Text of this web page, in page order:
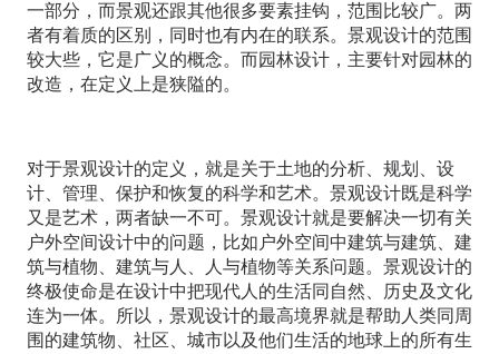
一部分，而景观还跟其他很多要素挂钩，范围比较广。两
者有着质的区别，同时也有内在的联系。景观设计的范围
较大些，它是广义的概念。而园林设计，主要针对园林的
改造，在定义上是狭隘的。
对于景观设计的定义，就是关于土地的分析、规划、设
计、管理、保护和恢复的科学和艺术。景观设计既是科学
又是艺术，两者缺一不可。景观设计就是要解决一切有关
户外空间设计中的问题，比如户外空间中建筑与建筑、建
筑与植物、建筑与人、人与植物等关系问题。景观设计的
终极使命是在设计中把现代人的生活同自然、历史及文化
连为一体。所以，景观设计的最高境界就是帮助人类同周
围的建筑物、社区、城市以及他们生活的地球上的所有生